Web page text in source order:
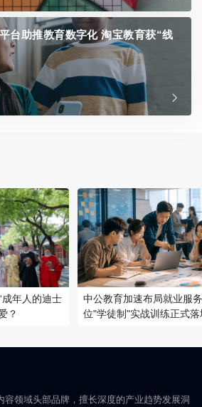
台助推教育数字化 淘宝教育获“线
年人的迪士
？
中公教育加速布局就业服
位"学徒制"实战训练正式落
容领域头部品牌，擅长深度的产业趋势发展洞